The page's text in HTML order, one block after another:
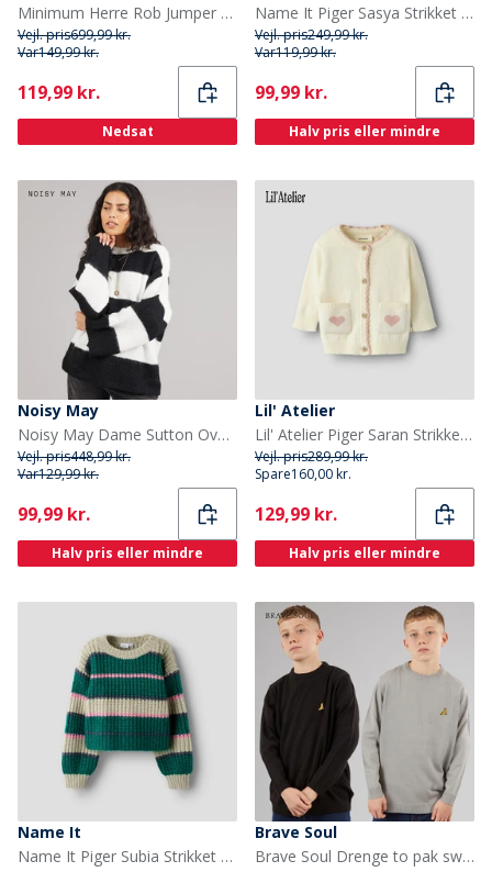
Minimum Herre Rob Jumper 1706 Mermaid
Vejl. pris699,99 kr.
Var149,99 kr.
Current
119,99 kr.
Nedsat
Name It Piger Sasya Strikket Sweater Navy Blazer
Vejl. pris249,99 kr.
Var119,99 kr.
Current
99,99 kr.
Halv pris eller mindre
Noisy May
Noisy May Dame Sutton Oversize Strik Pullover Eggnog
Vejl. pris448,99 kr.
Var129,99 kr.
Current
99,99 kr.
Halv pris eller mindre
Lil' Atelier
Lil' Atelier Piger Saran Strikket Cardigan Turtledove
Vejl. pris289,99 kr.
Spare160,00 kr.
Current
129,99 kr.
Halv pris eller mindre
Name It
Name It Piger Subia Strikket Sweater Aventurine
Brave Soul
Brave Soul Drenge to pak sweatre sort/sølvgrå melange